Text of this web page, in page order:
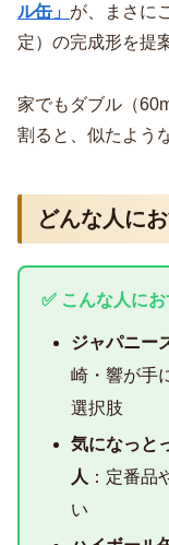
ル缶」 が、まさに
定）の完成形を提
家でもダブル（
割ると、似たよう
どんな人に
✅ こんな人に
ジャパニー
崎・響が手
選択肢
気になっと
人 ：定番品
い